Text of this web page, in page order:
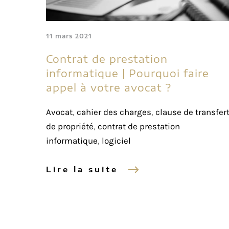
11 mars 2021
Contrat de prestation
informatique | Pourquoi faire
appel à votre avocat ?
Avocat, cahier des charges, clause de transfert
de propriété, contrat de prestation
informatique, logiciel
Lire la suite